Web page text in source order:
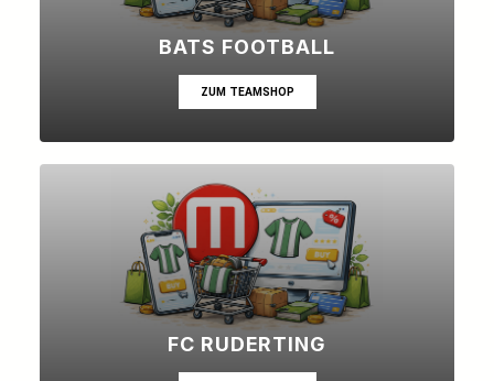
BATS FOOTBALL
ZUM TEAMSHOP
FC RUDERTING